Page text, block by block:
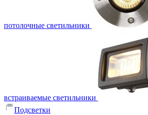
потолочные светильники
встраиваемые светильники
Подсветки